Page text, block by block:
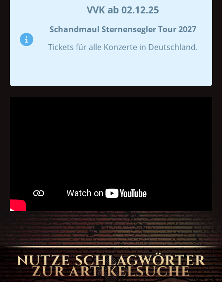
VVK ab 02.12.25
Schandmaul Sternensegler Tour 2027
Tickets für alle Konzerte in Deutschland.
NUTZE SCHLAGWÖRTER
ZUR ARTIKELSUCHE